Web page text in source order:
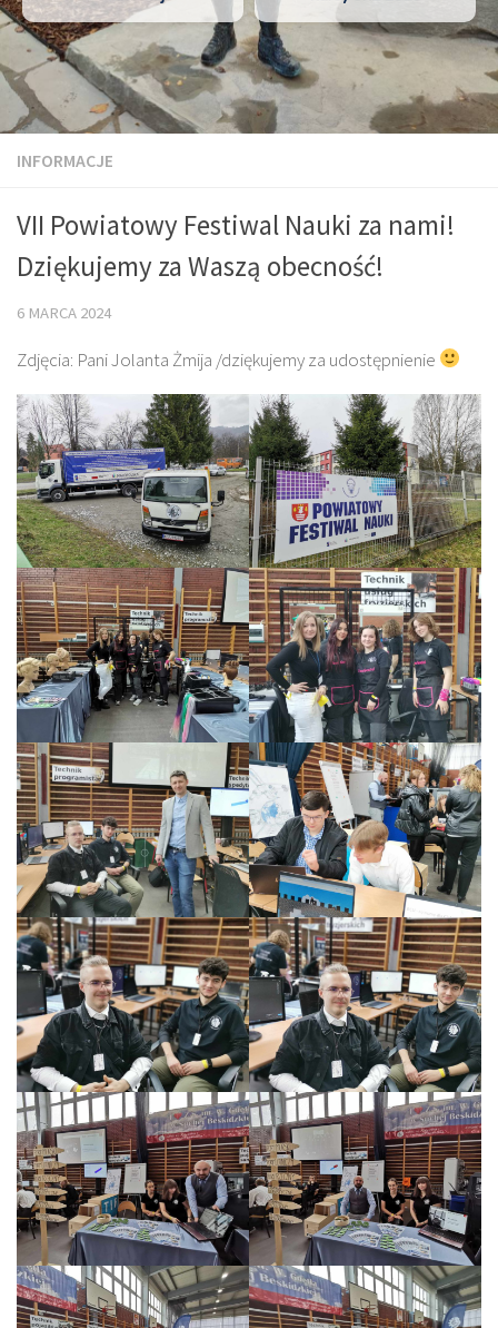
INFORMACJE
VII Powiatowy Festiwal Nauki za nami!
Dziękujemy za Waszą obecność!
6 MARCA 2024
Zdjęcia: Pani Jolanta Żmija /dziękujemy za udostępnienie